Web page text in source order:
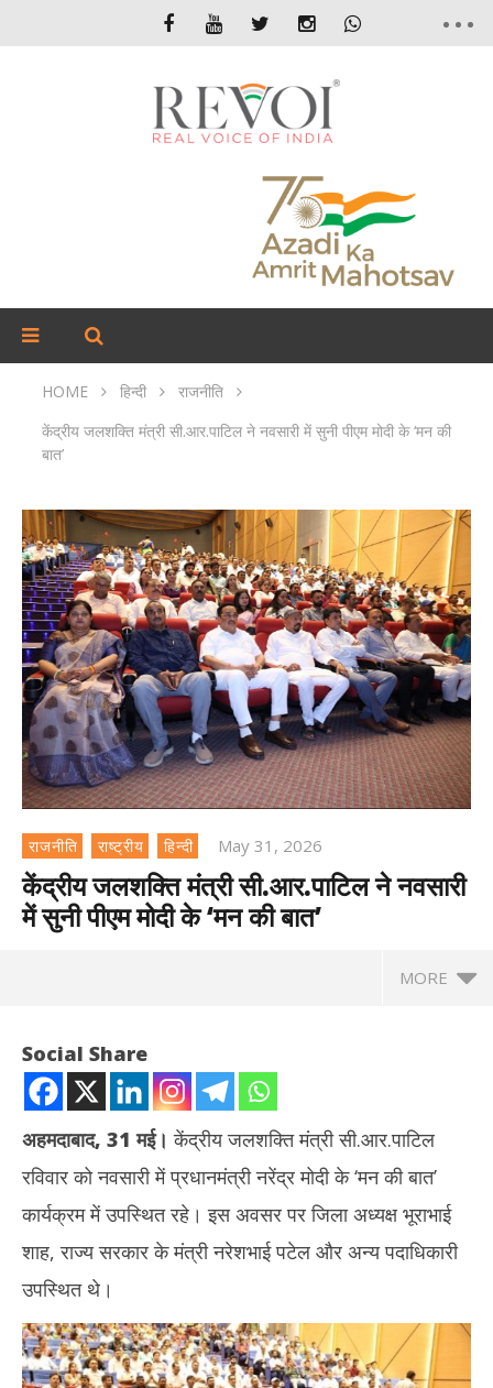
HOME हिन्दी
राजनीति
केंद्रीय जलशक्ति मंत्री सी.आर.पाटिल ने नवसारी में सुनी पीएम मोदी के ‘मन की
बात’
राजनीति राष्ट्रीय हिन्दी May 31, 2026
केंद्रीय जलशक्ति मंत्री सी.आर.पाटिल ने नवसारी
में सुनी पीएम मोदी के ‘मन की बात’
MORE
केंद्रीय जलशक्ति मंत्री सी.आर.पाटिल ने नवसारी में सुनी पीएम मोदी के ‘मन की
बात’
को
Social Share
अहमदाबाद, 31 मई।केंद्रीय जलशक्ति मंत्री सी.आर.पाटिल
रविवार को नवसारी में प्रधानमंत्री नरेंद्र मोदी के ‘मन की बात’
कार्यक्रम में उपस्थित रहे। इस अवसर पर जिला अध्यक्ष भूराभाई
शाह, राज्य सरकार के मंत्री नरेशभाई पटेल और अन्य पदाधिकारी
उपस्थित थे।